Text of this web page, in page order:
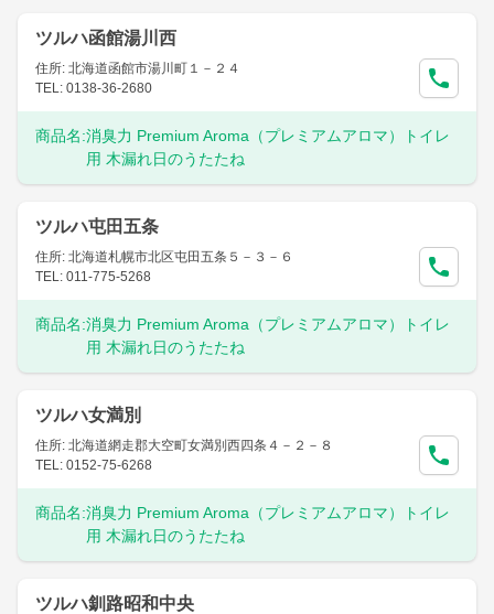
ツルハ函館湯川西
住所: 北海道函館市湯川町１－２４
TEL: 0138-36-2680
商品名:消臭力 Premium Aroma（プレミアムアロマ）トイレ
用 木漏れ日のうたたね
ツルハ屯田五条
住所: 北海道札幌市北区屯田五条５－３－６
TEL: 011-775-5268
商品名:消臭力 Premium Aroma（プレミアムアロマ）トイレ
用 木漏れ日のうたたね
ツルハ女満別
住所: 北海道網走郡大空町女満別西四条４－２－８
TEL: 0152-75-6268
商品名:消臭力 Premium Aroma（プレミアムアロマ）トイレ
用 木漏れ日のうたたね
ツルハ釧路昭和中央